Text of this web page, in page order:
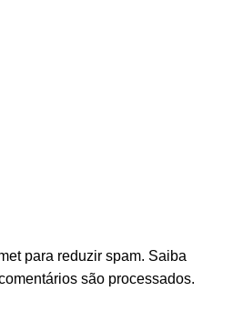
para reduzir spam. Saiba
são processados.